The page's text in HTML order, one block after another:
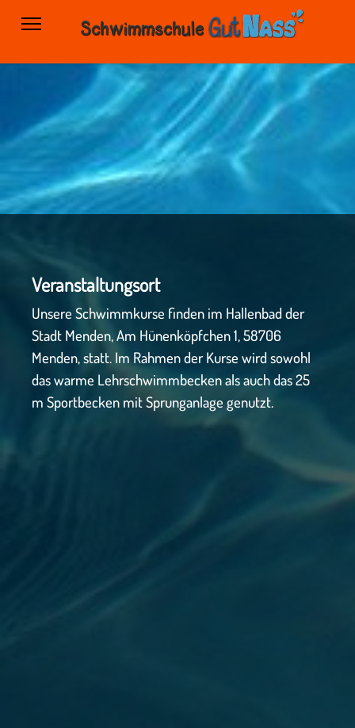
Veranstaltungsort
Unsere Schwimmkurse finden im Hallenbad der
Stadt Menden, Am Hünenköpfchen 1, 58706
Menden, statt. Im Rahmen der Kurse wird sowohl
das warme Lehrschwimmbecken als auch das 25
m Sportbecken mit Sprunganlage genutzt.